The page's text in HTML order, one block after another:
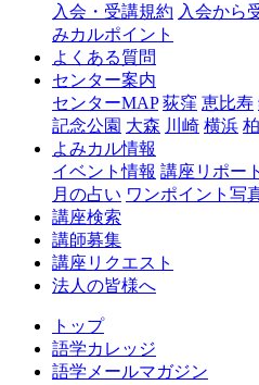
入会・受講規約 入会から
みカルポイント
よくある質問
センター案内
センターMAP 荻窪 恵比寿
記念公園 大森 川崎 横浜 柏
よみカル情報
イベント情報 講座リポー
月の占い ワンポイント写
講座検索
講師募集
講座リクエスト
法人の皆様へ
トップ
語学カレッジ
語学メールマガジン